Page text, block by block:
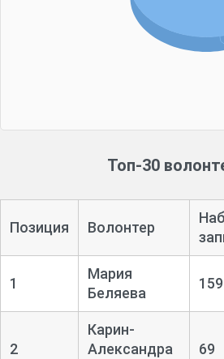
Топ-30
Позиция Волонтер
1
Мария
Беляева
2
Карин-
Александра
69